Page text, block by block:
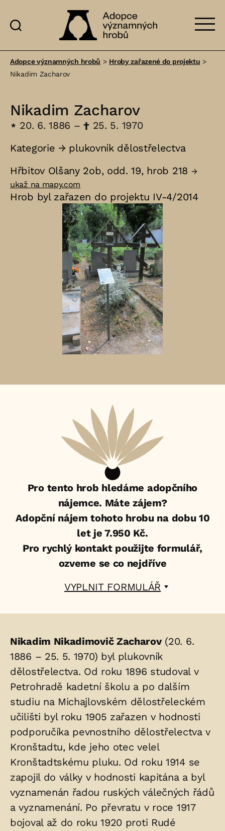
významných
Adopce významných hrobů > Hroby zařazené do projektu >
Nikadim Zacharov
Nikadim Zacharov
⋆ 20. 6. 1886 –†25. 5. 1970
Kategorie → plukovník dělostřelectva
Hřbitov Olšany 2ob, odd. 19, hrob 218 →
ukaž na mapy.com
Hrob byl zařazen do projektu IV-4/2014
Pro tento hrob hledáme adopčního
nájemce. Máte zájem?
Adopční nájem tohoto hrobu na dobu 10
let je 7.950 Kč.
Pro rychlý kontakt použijte formulář,
ozveme se co nejdříve
VYPLNIT FORMULÁŘ
Životopis
osoby/osob
uložených
v
hrobu:
Nikadim Nikadimovič Zacharov(20. 6.
1886 – 25. 5. 1970) byl plukovník
dělostřelectva. Od roku 1896 studoval v
Petrohradě kadetní školu a po dalším
studiu na Michajlovském dělostřeleckém
učilišti byl roku 1905 zařazen v hodnosti
podporučíka pevnostního dělostřelectva v
Kronštadtu, kde jeho otec velel
Kronštadtskému pluku. Od roku 1914 se
zapojil do války v hodnosti kapitána a byl
vyznamenán řadou ruských válečných řádů
a vyznamenání. Po převratu v roce 1917
bojoval až do roku 1920 proti Rudé